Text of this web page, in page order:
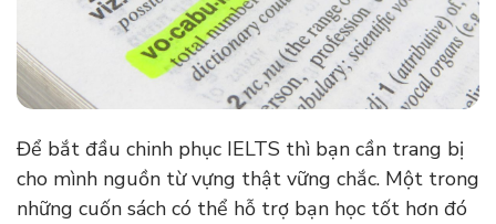
Để bắt đầu chinh phục IELTS thì bạn cần trang bị
cho mình nguồn từ vựng thật vững chắc. Một trong
những cuốn sách có thể hỗ trợ bạn học tốt hơn đó